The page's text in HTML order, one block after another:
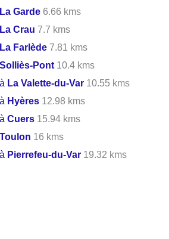
La Garde 6.66 kms
La Crau 7.7 kms
La Farlède 7.81 kms
Solliès-Pont 10.4 kms
La Valette-du-Var 10.55 kms
Hyères 12.98 kms
àCuers 15.94 kms
Toulon 16 kms
Pierrefeu-du-Var 19.32 kms